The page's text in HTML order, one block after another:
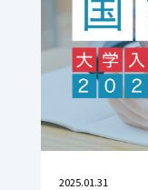
2025.01.31